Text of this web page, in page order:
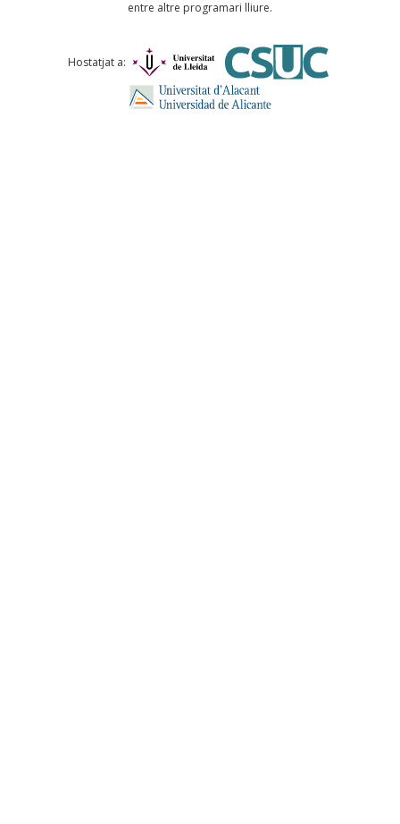
Comentari *
entre altre programari lliure.
Hostatjat a: